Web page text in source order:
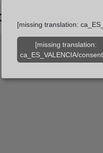
en el
[missing translation:
[missing translation:
ca_ES_VALENCIA/